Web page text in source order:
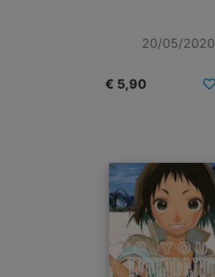
20/05/2020
€ 5,90